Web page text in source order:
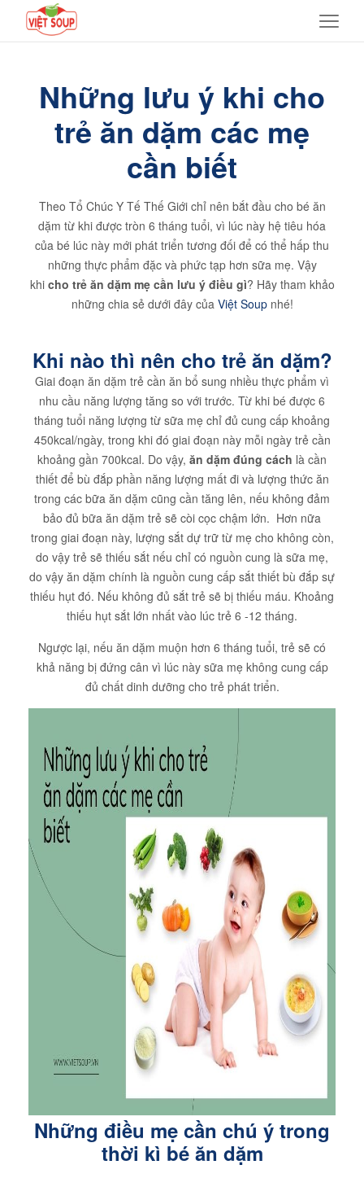
Những lưu ý khi cho
trẻ ăn dặm các mẹ
cần biết
Theo Tổ Chúc Y Tế Thế Giới chỉ nên bắt đầu cho bé ăn
dặm từ khi được tròn 6 tháng tuổi, vì lúc này hệ tiêu hóa
của bé lúc này mới phát triển tương đối để có thể hấp thu
những thực phẩm đặc và phức tạp hơn sữa mẹ. Vậy
khi cho trẻ ăn dặm mẹ cần lưu ý điều gì? Hãy tham khảo
những chia sẻ dưới đây của Việt Soupnhé!
Khi nào thì nên cho trẻ ăn dặm?
Giai đoạn ăn dặm trẻ cần ăn bổ sung nhiều thực phẩm vì
nhu cầu năng lượng tăng so với trước. Từ khi bé được 6
tháng tuổi năng lượng từ sữa mẹ chỉ đủ cung cấp khoảng
450kcal/ngày, trong khi đó giai đoạn này mỗi ngày trẻ cần
khoảng gần 700kcal. Do vậy, ăn dặm đúng cách là cần
thiết để bù đắp phần năng lượng mất đi và lượng thức ăn
trong các bữa ăn dặm cũng cần tăng lên, nếu không đảm
bảo đủ bữa ăn dặm trẻ sẽ còi cọc chậm lớn. Hơn nữa
trong giai đoạn này, lượng sắt dự trữ từ mẹ cho không còn,
do vậy trẻ sẽ thiếu sắt nếu chỉ có nguồn cung là sữa mẹ,
do vậy ăn dặm chính là nguồn cung cấp sắt thiết bù đắp sự
thiếu hụt đó. Nếu không đủ sắt trẻ sẽ bị thiếu máu. Khoảng
thiếu hụt sắt lớn nhất vào lúc trẻ 6 -12 tháng.
Ngược lại, nếu ăn dặm muộn hơn 6 tháng tuổi, trẻ sẽ có
khả năng bị đứng cân vì lúc này sữa mẹ không cung cấp
đủ chất dinh dưỡng cho trẻ phát triển.
Những điều mẹ cần chú ý trong
thời kì bé ăn dặm